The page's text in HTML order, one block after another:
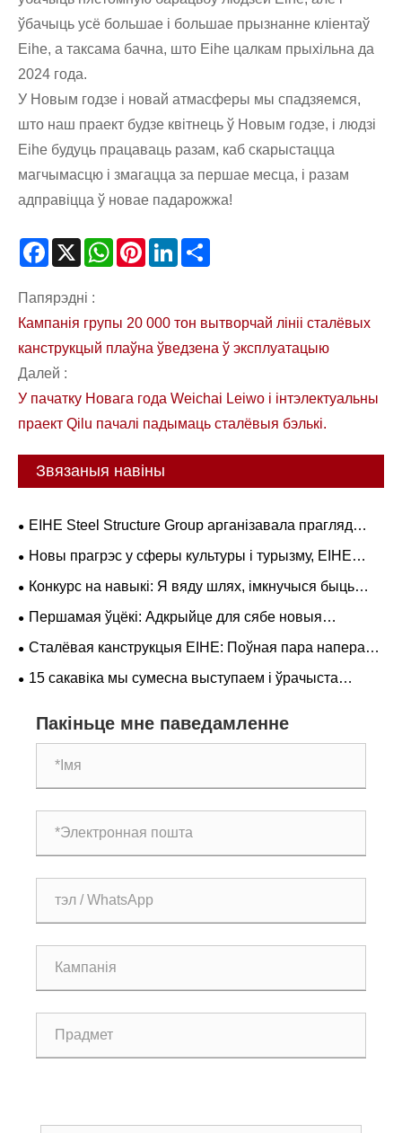
ўбачыць усё большае і большае прызнанне кліентаў
Eihe, а таксама бачна, што Eihe цалкам прыхільна да
2024 года.
У Новым годзе і новай атмасферы мы спадзяемся,
што наш праект будзе квітнець ў Новым годзе, і людзі
Eihe будуць працаваць разам, каб скарыстацца
магчымасцю і змагацца за першае месца, і разам
адправіцца ў новае падарожжа!
Facebook
X WhatsAppPinterestLinkedIn
Папярэдні :
Кампанія групы 20 000 тон вытворчай лініі сталёвых
канструкцый плаўна ўведзена ў эксплуатацыю
Далей :
У пачатку Новага года Weichai Leiwo і інтэлектуальны
праект Qilu пачалі падымаць сталёвыя бэлькі.
Звязаныя навіны
EIHE Steel Structure Group арганізавала прагляд
прамой трансляцыі 93-га ваеннага парада
Новы прагрэс у сферы культуры і турызму, EIHE
прапануе вам спачатку даследаваць палац-шэдэўр на
міфічную тэматыку.
Конкурс на навыкі: Я вяду шлях, імкнучыся быць
майстрамі з мужнасцю —— Сталёвая канструкцыя
EiHe праводзіць чацвёрты конкурс навыкаў
Першамая ўцёкі: Адкрыйце для сябе новыя
гарадскія славутасці з Eihe
Сталёвая канструкцыя EIHE: Поўная пара наперад,
каб павялічыць вытворчасць, імкнучыся дасягнуць
15 сакавіка мы сумесна выступаем і ўрачыста
Пакіньце мне паведамленне